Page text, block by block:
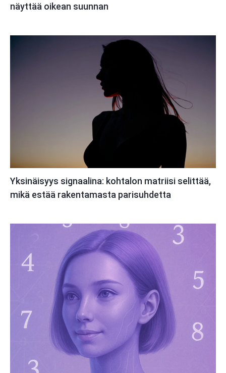
näyttää oikean suunnan
Yksinäisyys signaalina: kohtalon matriisi selittää,
mikä estää rakentamasta parisuhdetta